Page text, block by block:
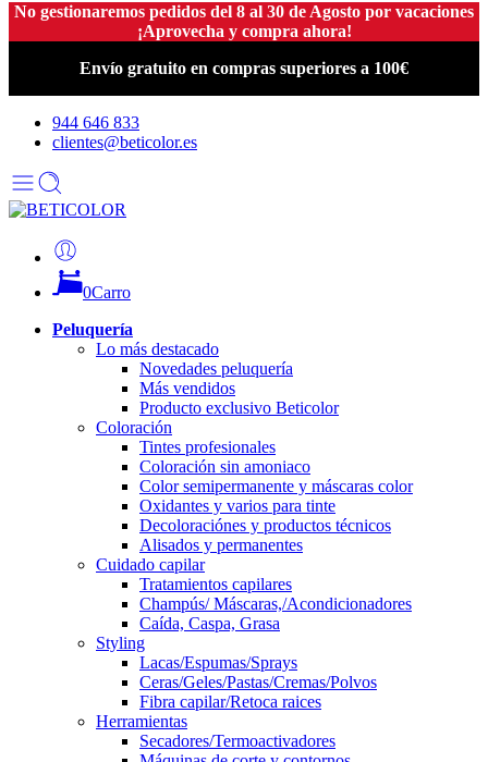
No gestionaremos pedidos del 8 al 30 de Agosto por vacaciones
¡Aprovecha y compra ahora!
Envío gratuito en compras superiores a 100€
944 646 833
clientes@beticolor.es
0Carro
Peluquería
Lo más destacado
Novedades peluquería
Más vendidos
Producto exclusivo Beticolor
Coloración
Tintes profesionales
Coloración sin amoniaco
Color semipermanente y máscaras color
Oxidantes y varios para tinte
Decoloraciónes y productos técnicos
Alisados y permanentes
Cuidado capilar
Tratamientos capilares
Champús/ Máscaras,/Acondicionadores
Caída, Caspa, Grasa
Styling
Lacas/Espumas/Sprays
Ceras/Geles/Pastas/Cremas/Polvos
Fibra capilar/Retoca raices
Herramientas
Secadores/Termoactivadores